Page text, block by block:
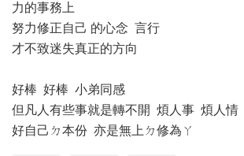
力的事務上
努力修正自己 的心念 言行
才不致迷失真正的方向
好棒 好棒 小弟同感
但凡人有些事就是轉不開 煩人事 煩人
好自己ㄉ本份 亦是無上ㄉ修為ㄚ